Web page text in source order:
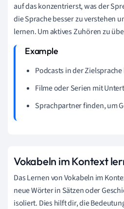
auf das konzentrierst, was der
die Sprache besser zu verstehen
lernen. Um aktives Zuhören zu
Podcasts in der
Filme oder Serien mit
Sprachpartner finden, um
Vokabeln im Kontext
Das Lernen von Vokabeln im
neue Wörter in Sätzen oder
isoliert. Dies hilft dir, die